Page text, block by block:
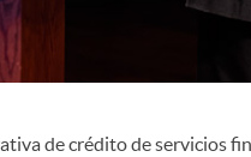
de crédito de servicios